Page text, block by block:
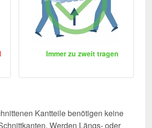
Immer zu zweit tragen
Kantteile benötigen keine
Werden Längs- oder